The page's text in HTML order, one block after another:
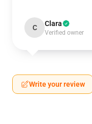
C Clara
Verified owner
Write your review